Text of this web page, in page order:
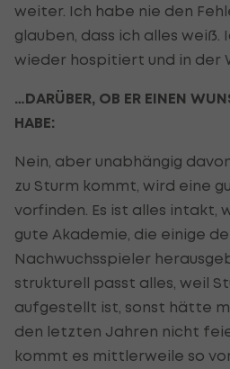
weiter. Ich habe nie den
glauben, dass ich alles
wieder hospitiert und in der
…DARÜBER, OB ER EINEN
HABE:
Nein, aber unabhängig
zu Sturm kommt, wird eine
vorfinden. Es ist alles intakt,
gute Akademie, die einige
Nachwuchsspieler
strukturell passt alles, weil
aufgestellt ist, sonst hätte
den letzten Jahren nicht
kommt es mittlerweile so